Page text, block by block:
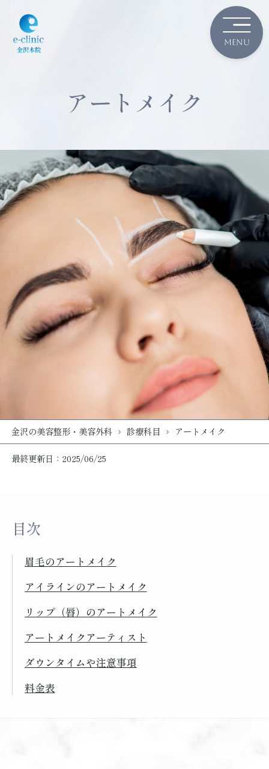
アートメイク
金沢の美容整形・美容外科 診療科目 アートメイク
最終更新日：2025/06/25
目次
眉毛のアートメイク
アイラインのアートメイク
リップ（唇）のアートメイク
アートメイクアーティスト
ダウンタイムや注意事項
料金表